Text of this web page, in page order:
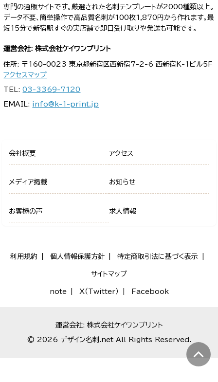
専門の通販サイトです。厳選された名刺テンプレートが2000種類以上。
データ不要、簡単操作で高品質名刺が100枚1,870円から作れます。最
短15分で新宿駅すぐの実店舗で即日受け取りや発送も可能です。
運営会社: 株式会社ケイワンプリント
住所: 〒160-0023 東京都新宿区西新宿7-2-6 西新宿K-1ビル5F
アクセスマップ
TEL:03-3369-7120
EMAIL: info@k-1-print.jp
会社概要 アクセス
メディア掲載 お知らせ
お客様の声 求人情報
利用規約 個人情報保護方針 特定商取引法に基づく表示
サイトマップ
note X（Twitter） Facebook
運営会社: 株式会社ケイワンプリント
© 2026 デザイン名刺.net All Rights Reserved.